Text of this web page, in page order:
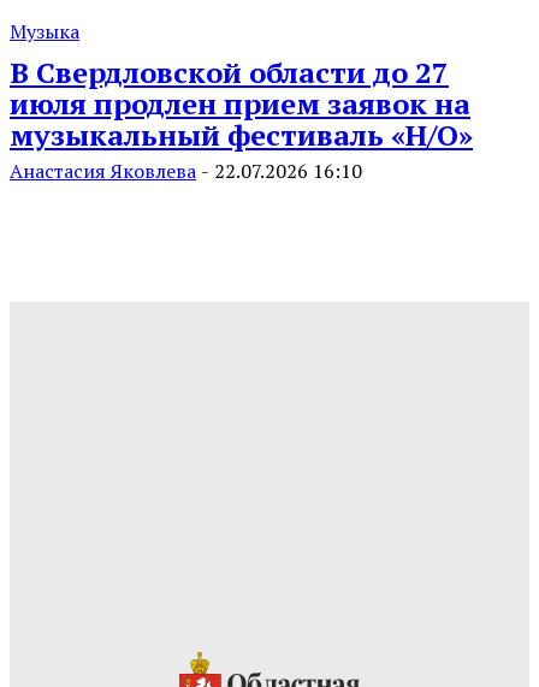
Музыка
В Свердловской области до 27
июля продлен прием заявок на
музыкальный фестиваль «Н/О»
Анастасия Яковлева - 22.07.2026 16:10